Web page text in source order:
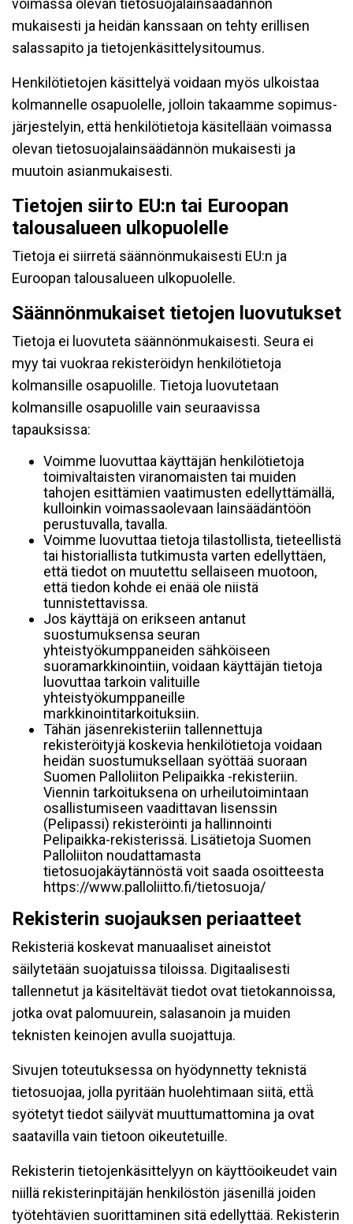
voimassa olevan tietosuojalainsäädännön
mukaisesti ja heidän kanssaan on tehty erillisen
salassapito ja tietojenkäsittelysitoumus.
Henkilötietojen käsittelyä voidaan myös ulkoistaa
kolmannelle osapuolelle, jolloin takaamme sopimus-
järjestelyin, että henkilötietoja käsitellään voimassa
olevan tietosuojalainsäädännön mukaisesti ja
muutoin asianmukaisesti.
Tietojen siirto EU:n tai Euroopan
talousalueen ulkopuolelle
Tietoja ei siirretä säännönmukaisesti EU:n ja
Euroopan talousalueen ulkopuolelle.
Säännönmukaiset tietojen luovutukset
Tietoja ei luovuteta säännönmukaisesti. Seura ei
myy tai vuokraa rekisteröidyn henkilötietoja
kolmansille osapuolille. Tietoja luovutetaan
kolmansille osapuolille vain seuraavissa
tapauksissa:
Voimme luovuttaa käyttäjän henkilötietoja
toimivaltaisten viranomaisten tai muiden
tahojen esittämien vaatimusten edellyttämällä,
kulloinkin voimassaolevaan lainsäädäntöön
perustuvalla, tavalla.
Voimme luovuttaa tietoja tilastollista, tieteellistä
tai historiallista tutkimusta varten edellyttäen,
että tiedot on muutettu sellaiseen muotoon,
että tiedon kohde ei enää ole niistä
tunnistettavissa.
Jos käyttäjä on erikseen antanut
suostumuksensa seuran
yhteistyökumppaneiden sähköiseen
suoramarkkinointiin, voidaan käyttäjän tietoja
luovuttaa tarkoin valituille
yhteistyökumppaneille
markkinointitarkoituksiin.
Tähän jäsenrekisteriin tallennettuja
rekisteröityjä koskevia henkilötietoja voidaan
heidän suostumuksellaan syöttää suoraan
Suomen Palloliiton Pelipaikka -rekisteriin.
Viennin tarkoituksena on urheilutoimintaan
osallistumiseen vaadittavan lisenssin
(Pelipassi) rekisteröinti ja hallinnointi
Pelipaikka-rekisterissä. Lisätietoja Suomen
Palloliiton noudattamasta
tietosuojakäytännöstä voit saada osoitteesta
https://www.palloliitto.fi/tietosuoja/
Rekisterin suojauksen periaatteet
Rekisteriä koskevat manuaaliset aineistot
säilytetään suojatuissa tiloissa. Digitaalisesti
tallennetut ja käsiteltävät tiedot ovat tietokannoissa,
jotka ovat palomuurein, salasanoin ja muiden
teknisten keinojen avulla suojattuja.
Sivujen toteutuksessa on hyödynnetty teknistä
tietosuojaa, jolla pyritään huolehtimaan siitä, että̈
syötetyt tiedot säilyvät muuttumattomina ja ovat
saatavilla vain tietoon oikeutetuille.
Rekisterin tietojenkäsittelyyn on käyttöoikeudet vain
niillä rekisterinpitäjän henkilöstön jäsenillä joiden
työtehtävien suorittaminen sitä edellyttää. Rekisterin